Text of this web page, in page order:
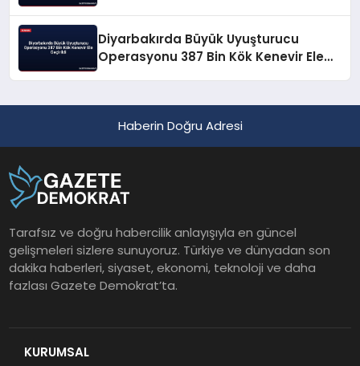
Diyarbakırda Büyük Uyuşturucu
Operasyonu 387 Bin Kök Kenevir Ele
Haberin Doğru Adresi
Tarafsız ve doğru habercilik anlayışıyla en güncel
gelişmeleri sizlere sunuyoruz. Türkiye ve dünyadan son
dakika haberleri, siyaset, ekonomi, teknoloji ve daha
fazlası Gazete Demokrat’ta.
KURUMSAL